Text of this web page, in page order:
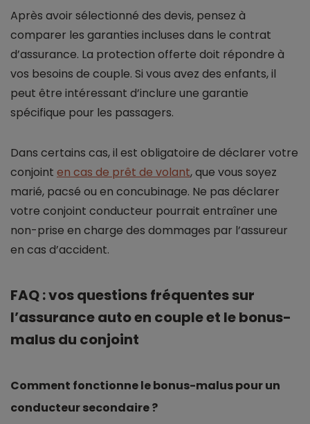
Après avoir sélectionné des devis, pensez à
comparer les garanties incluses dans le contrat
d’assurance. La protection offerte doit répondre à
vos besoins de couple. Si vous avez des enfants, il
peut être intéressant d’inclure une garantie
spécifique pour les passagers.
Dans certains cas, il est obligatoire de déclarer votre
conjoint en cas de prêt de volant, que vous soyez
marié, pacsé ou en concubinage. Ne pas déclarer
votre conjoint conducteur pourrait entraîner une
non-prise en charge des dommages par l’assureur
en cas d’accident.
FAQ : vos questions fréquentes sur
l’assurance auto en couple et le bonus-
malus du conjoint
Comment fonctionne le bonus-malus pour un
conducteur secondaire ?